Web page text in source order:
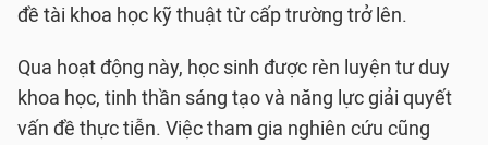
đề tài khoa học kỹ thuật từ cấp trường trở lên.
Qua hoạt động này, học sinh được rèn luyện tư duy
khoa học, tinh thần sáng tạo và năng lực giải quyết
vấn đề thực tiễn. Việc tham gia nghiên cứu cũng